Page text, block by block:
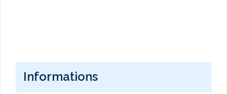
Informations